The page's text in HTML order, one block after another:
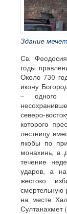
Здание
Св.
годы
Около 730
икону
– одного
северо-
которого
лестницу
якобы по
монахинь, а
течение
ударов, а
жестоко
смертельную
на месте
Султанахмет